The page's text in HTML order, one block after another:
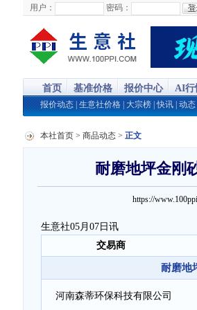
用户： 密码：
首页 基准价格 报价中心 AI行
报价动态 生意社价格 大宗榜 |快讯 动态
本社首页 > 商品动态 > 正文
耐磨地坪金刚
https://
生意社05月07日讯
交易商
耐磨地
河南森蒂环保科技有限公司